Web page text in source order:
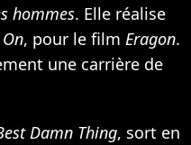
hommes. Elle réalise
, pour le film Eragon.
une carrière de
Damn Thing, sort en